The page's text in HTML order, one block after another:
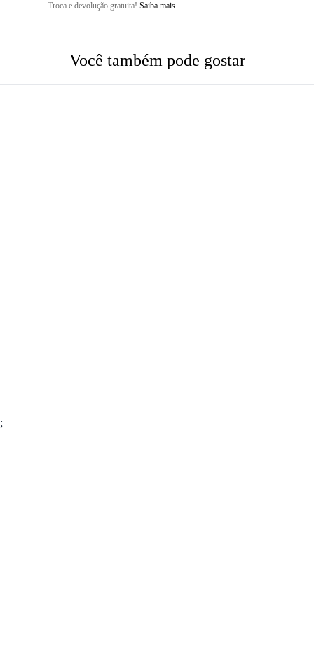
Troca e devolução gratuita! Saiba mais.
Você também pode gostar
;